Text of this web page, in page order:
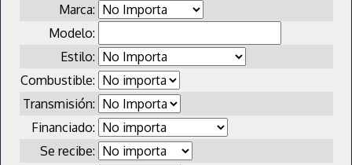
Marca:
Modelo:
Estilo:
Combustible:
Transmisión:
Financiado:
Se recibe: